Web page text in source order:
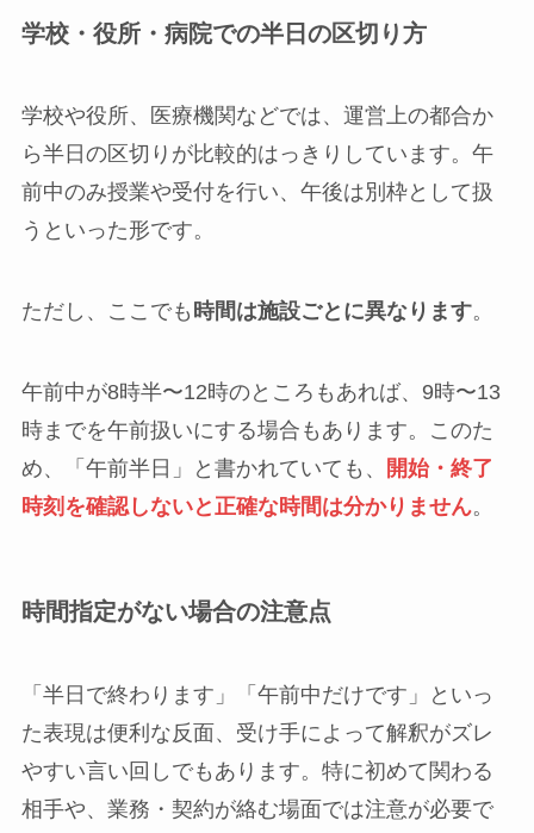
学校・役所・病院での半日の区切り方
学校や役所、医療機関などでは、運営上の都合か
ら半日の区切りが比較的はっきりしています。午
前中のみ授業や受付を行い、午後は別枠として扱
うといった形です。
ただし、ここでも 時間は施設ごとに異なります。
午前中が8時半〜12時のところもあれば、9時〜13
時までを午前扱いにする場合もあります。このた
め、「午前半日」と書かれていても、
開始・終了
時刻を確認しないと正確な時間は分かりません。
時間指定がない場合の注意点
「半日で終わります」「午前中だけです」といっ
た表現は便利な反面、受け手によって解釈がズレ
やすい言い回しでもあります。特に初めて関わる
相手や、業務・契約が絡む場面では注意が必要で